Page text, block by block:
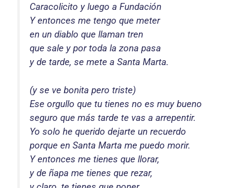
Caracolicito y luego a Fundación
Y entonces me tengo que meter
en un diablo que llaman tren
que sale y por toda la zona pasa
y de tarde, se mete a Santa Marta.
(y se ve bonita pero triste)
Ese orgullo que tu tienes no es muy bueno
seguro que más tarde te vas a arrepentir.
Yo solo he querido dejarte un recuerdo
porque en Santa Marta me puedo morir.
Y entonces me tienes que llorar,
y de ñapa me tienes que rezar,